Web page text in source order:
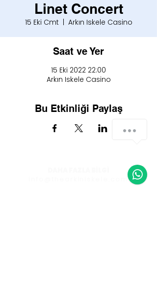
Linet Concert
15 Eki Cmt
  |
Arkın Iskele Casino
Saat ve Yer
15 Eki 2022 22:00
Arkın Iskele Casino
Bu Etkinliği Paylaş
info@thearkiniskele.com
How can we help you?
1